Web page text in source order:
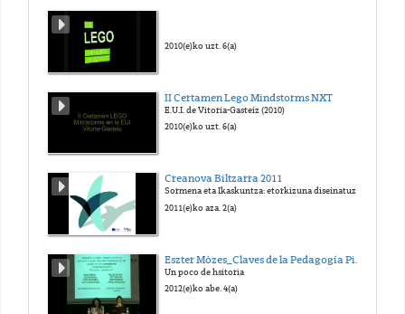
2021(e)ko aza. 29(a)
2010(e)ko uzt. 6(a)
II Certamen Lego Mindstorms NXT
E.U.I. de Vitoria-Gasteiz (2010)
2010(e)ko uzt. 6(a)
Creanova Biltzarra 2011
Sormena eta Ikaskuntza: etorkizuna diseinatuz
2011(e)ko aza. 2(a)
Un poco de hsitoria
2012(e)ko abe. 4(a)